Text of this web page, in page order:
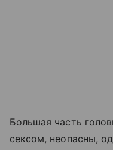
Большая часть
сексом, неопасны,